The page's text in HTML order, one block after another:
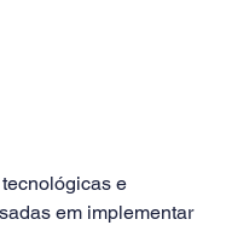
e
em implementar